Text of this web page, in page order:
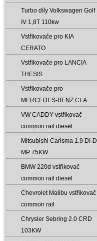
Turbo díly Volkswagen Golf
IV 1‚8T 110kw
Vstřikovače pro KIA
CERATO
Vstřikovače pro LANCIA
THESIS
Vstřikovače pro
MERCEDES-BENZ CLA
VW CADDY vstřikovač
common rail diesel
Mitsubishi Carisma 1.9 DI-D
MP 75KW
BMW 220d vstřikovač
common rail diesel
Chevrolet Malibu vstřikovač
common rail
Chrysler Sebring 2.0 CRD
103KW